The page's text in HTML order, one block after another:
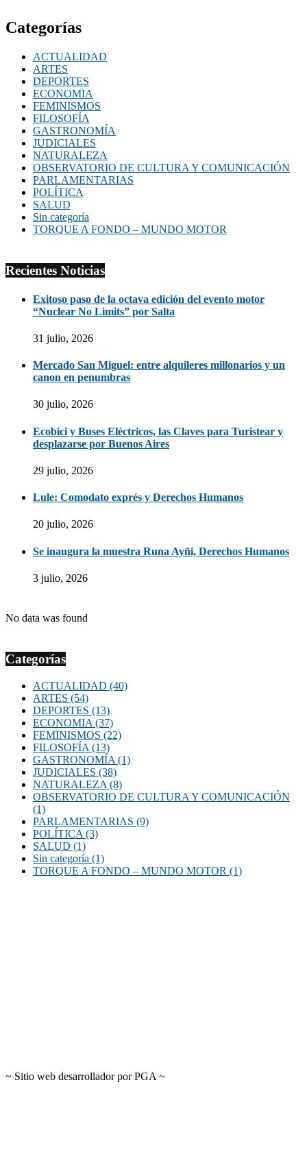
Categorías
ACTUALIDAD
ARTES
DEPORTES
ECONOMIA
FEMINISMOS
FILOSOFÍA
GASTRONOMÍA
JUDICIALES
NATURALEZA
OBSERVATORIO DE CULTURA Y COMUNICACIÓN
PARLAMENTARIAS
POLÍTICA
SALUD
Sin categoría
TORQUE A FONDO – MUNDO MOTOR
Recientes Noticias
Exitoso paso de la octava edición del evento motor
“Nuclear No Limits” por Salta
31 julio, 2026
Mercado San Miguel: entre alquileres millonarios y un
canon en penumbras
30 julio, 2026
Ecobici y Buses Eléctricos, las Claves para Turistear y
desplazarse por Buenos Aires
29 julio, 2026
Lule: Comodato exprés y Derechos Humanos
20 julio, 2026
Se inaugura la muestra Runa Ayñi, Derechos Humanos
3 julio, 2026
No data was found
Categorías
ACTUALIDAD (40)
ARTES (54)
DEPORTES (13)
ECONOMIA (37)
FEMINISMOS (22)
FILOSOFÍA (13)
GASTRONOMÍA (1)
JUDICIALES (38)
NATURALEZA (8)
OBSERVATORIO DE CULTURA Y COMUNICACIÓN
(1)
PARLAMENTARIAS (9)
POLÍTICA (3)
SALUD (1)
Sin categoría (1)
TORQUE A FONDO – MUNDO MOTOR (1)
~ Sitio web desarrollador por PGA ~